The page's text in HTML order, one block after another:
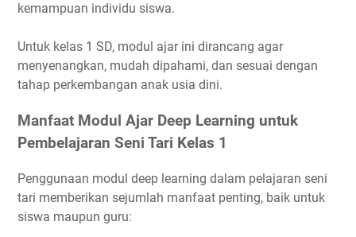
kemampuan individu siswa.
Untuk kelas 1 SD, modul ajar ini dirancang agar
menyenangkan, mudah dipahami, dan sesuai dengan
tahap perkembangan anak usia dini.
Manfaat Modul Ajar Deep Learning untuk
Pembelajaran Seni Tari Kelas 1
Penggunaan modul deep learning dalam pelajaran seni
tari memberikan sejumlah manfaat penting, baik untuk
siswa maupun guru: